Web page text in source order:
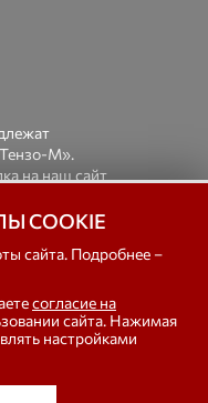
М».
на наш сайт
«Тензо-М» —
для фасовки,
COOKIE
сайта. Подробнее –
согласие на
сайта. Нажимая
настройками